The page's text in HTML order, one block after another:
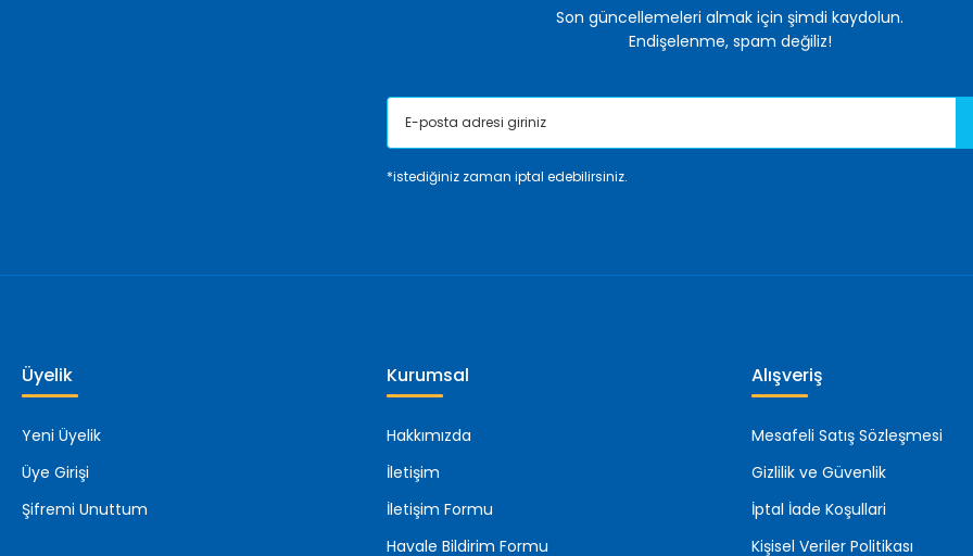
Son güncellemeleri almak için şimdi kaydolun.
Endişelenme, spam değiliz!
*istediğiniz zaman iptal edebilirsiniz.
Üyelik
Yeni Üyelik
Üye Girişi
Şifremi Unuttum
Kurumsal
Hakkımızda
İletişim
İletişim Formu
Havale Bildirim Formu
Alışveriş
Mesafeli Satış Sözleşmesi
Gizlilik ve Güvenlik
İptal İade Koşullari
Kişisel Veriler Politikası